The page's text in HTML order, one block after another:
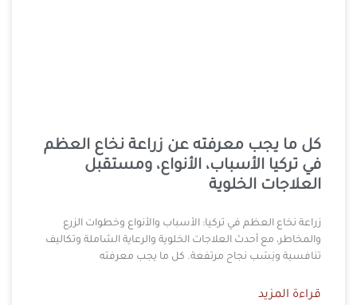
كل ما يجب معرفته عن زراعة نخاع العظم
في تركيا الأسباب، الأنواع، ومستقبل
العلاجات الخلوية
زراعة نخاع العظم في تركيا: الأسباب والأنواع وخطوات الزرع
والمخاطر، مع أحدث العلاجات الخلوية والرعاية الشاملة وتكاليف
تنافسية ونِسَب نجاح مرتفعة. كل ما يجب معرفته
قراءة المزيد